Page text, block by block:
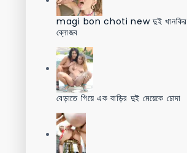
magi bon choti new দুই খানকির
ব্লোজব
বেড়াতে গিয়ে এক বাড়ির দুই মেয়েকে চোদা